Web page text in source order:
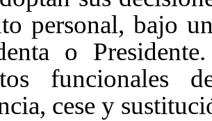
personal, bajo
o
cese y